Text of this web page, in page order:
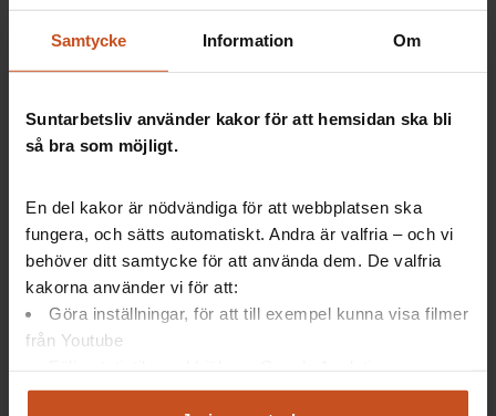
Samtycke Information Om
Suntarbetsliv använder kakor för att hemsidan ska bli
så bra som möjligt.
En del kakor är nödvändiga för att webbplatsen ska
fungera, och sätts automatiskt. Andra är valfria – och vi
behöver ditt samtycke för att använda dem. De valfria
kakorna använder vi för att:
Göra inställningar, för att till exempel kunna visa filmer
från Youtube
Analysera trafik för att kunna visa riktad information
Så gör andra
2022-04-05